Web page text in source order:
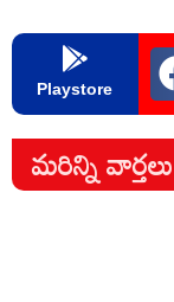
Playstore
మరిన్ని వార్తలు